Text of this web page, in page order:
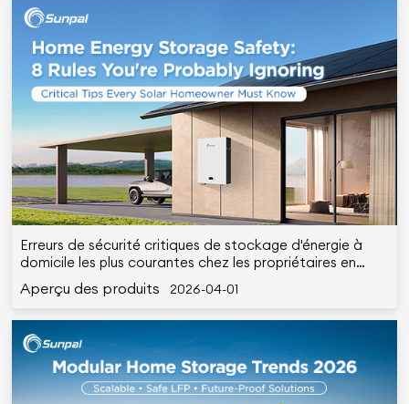
Erreurs de sécurité critiques de stockage d'énergie à
domicile les plus courantes chez les propriétaires en
2026
Aperçu des produits 2026-04-01